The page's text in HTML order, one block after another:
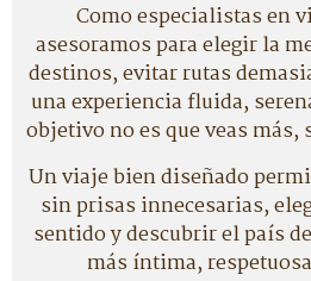
Como especialistas en
asesoramos para elegir la
destinos, evitar rutas
una experiencia fluida,
objetivo no es que veas
Un viaje bien diseñado
sin prisas innecesarias,
sentido y descubrir el país
más íntima,